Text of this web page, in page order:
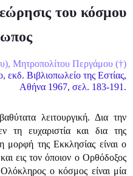
του κόσμου
Μητροπολίτου Περγάμου (†)
εκδ. Βιβλιοπωλείο της Εστίας,
Αθήνα 1967, σελ. 183-191.
λειτουργική. Δια την
τη ευχαριστία και δια της
μορφή της Εκκλησίας είναι ο
εις τον όποιον o Ορθόδοξος
ο κόσμος είναι μία